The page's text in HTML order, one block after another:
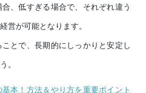
、低すぎる場合で、それぞれ違う
営が可能となります。
とで、長期的にしっかりと安定し
。
本！方法＆やり方を重要ポイント